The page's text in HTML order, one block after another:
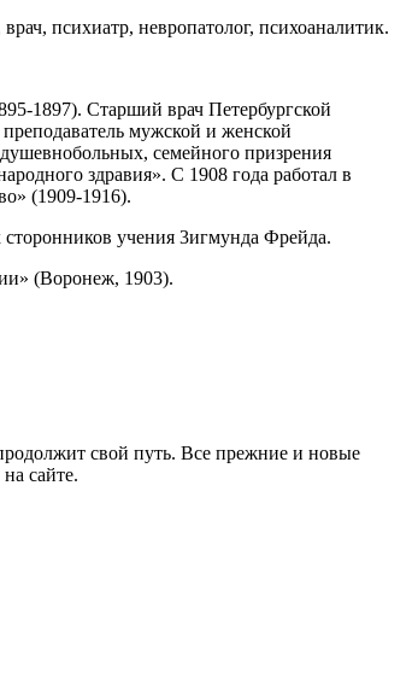
психиатр, невропатолог, психоаналитик.
1897). Старший врач Петербургской
мужской и женской
семейного призрения
здравия». С 1908 года работал в
(1909-1916).
сторонников учения 3игмунда Фрейда.
(Воронеж, 1903).
свой путь. Все прежние и новые
сайте.